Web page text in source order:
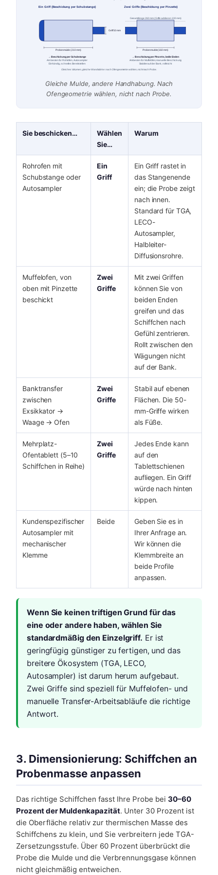
Ein Griff (Beschickung per Schubstange)
Probenmulde (210 mm)
Griff 50 mm
→ Beschickung per Schubstange
Am besten für Rohröfen, Autosampler
Einhändig, schnelles Bereitstellen
Zwei Griffe (Beschickung per Pinzette)
Probenmulde (160 mm)
Gesamtlänge 260 mm (Griffe addieren 100 mm)
→ Beschickung per Pinzette, beide Enden
Am besten für Muffelöfen, manuelle Beschickung
Stabiler auf der Bank, rollt nicht
Gleiches Volumen, gleiche Wandstärke: nach Ofengeometrie wählen, nicht nach Probe.
Gleiche Mulde, andere Handhabung. Nach
Ofengeometrie wählen, nicht nach Probe.
Sie beschicken…
Wählen
Sie…
Warum
Rohrofen mit
Schubstange oder
Autosampler
Ein
Griff
Ein Griff rastet in
das Stangenende
ein; die Probe zeigt
nach innen.
Standard für TGA,
LECO-
Autosampler,
Halbleiter-
Diffusionsrohre.
Muffelofen, von
oben mit Pinzette
beschickt
Zwei
Griffe
Mit zwei Griffen
können Sie von
beiden Enden
greifen und das
Schiffchen nach
Gefühl zentrieren.
Rollt zwischen den
Wägungen nicht
auf der Bank.
Banktransfer
zwischen
Exsikkator →
Waage → Ofen
Zwei
Griffe
Stabil auf ebenen
Flächen. Die 50-
mm-Griffe wirken
als Füße.
Mehrplatz-
Ofentablett (5–10
Schiffchen in Reihe)
Zwei
Griffe
Jedes Ende kann
auf den
Tablettschienen
aufliegen. Ein Griff
würde nach hinten
kippen.
Kundenspezifischer
Autosampler mit
mechanischer
Klemme
Beide
Geben Sie es in
Ihrer Anfrage an.
Wir können die
Klemmbreite an
beide Profile
anpassen.
Wenn Sie keinen triftigen Grund für das
eine oder andere haben, wählen Sie
standardmäßig den Einzelgriff. Er ist
geringfügig günstiger zu fertigen, und das
breitere Ökosystem (TGA, LECO,
Autosampler) ist darum herum aufgebaut.
Zwei Griffe sind speziell für Muffelofen- und
manuelle Transfer-Arbeitsabläufe die richtige
Antwort.
3. Dimensionierung: Schiffchen an
Probenmasse anpassen
Das richtige Schiffchen fasst Ihre Probe bei 30–60
Prozent der Muldenkapazität. Unter 30 Prozent ist
die Oberfläche relativ zur thermischen Masse des
Schiffchens zu klein, und Sie verbreitern jede TGA-
Zersetzungsstufe. Über 60 Prozent überbrückt die
Probe die Mulde und die Verbrennungsgase können
nicht gleichmäßig entweichen.